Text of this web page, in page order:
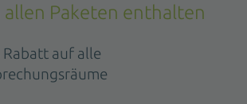
Rabatt auf alle
allen Paketen enthalten